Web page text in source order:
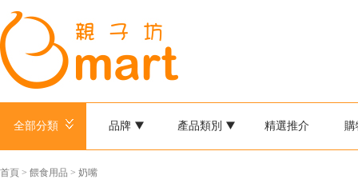
全部分類 品牌 產品類別 精選推介 購
首頁 > 餵食用品 > 奶嘴